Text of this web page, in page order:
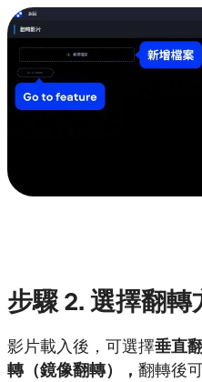
步驟2. 選擇翻轉
影片載入後，可選擇垂直
轉（鏡像翻轉）， 翻轉後